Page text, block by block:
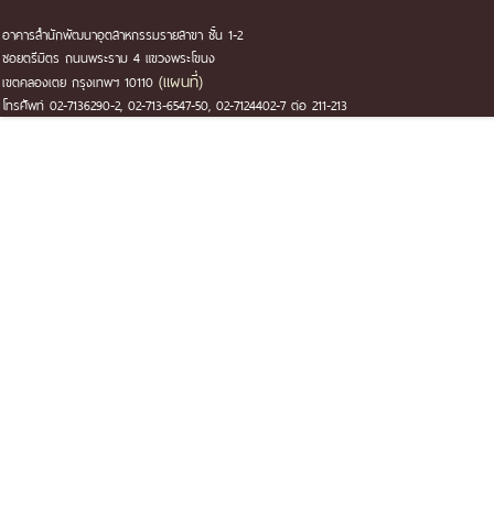
อาคารสำนักพัฒนาอุตสาหกรรมรายสาขา ชั้น 1-2
ซอยตรีมิตร ถนนพระราม 4 แขวงพระโขนง
เขตคลองเตย กรุงเทพฯ 10110 (แผนที่)
โทรศัพท์ 02-7136290-2, 02-713-6547-50, 02-7124402-7 ต่อ 211-213